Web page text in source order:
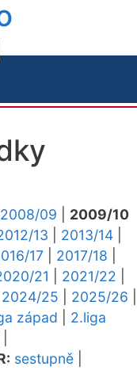
2008/09
2009/10
13 2013/14
17 2017/18
21 2021/22
2024/25 2025/26
západ
2.liga
sestupně